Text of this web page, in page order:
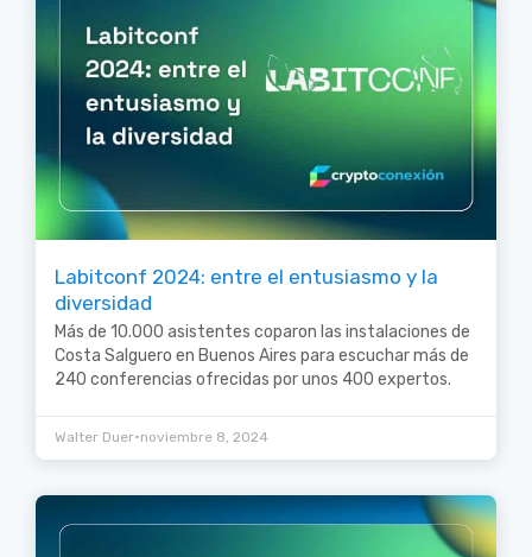
Labitconf 2024: entre el entusiasmo y la
diversidad
Más de 10.000 asistentes coparon las instalaciones de
Costa Salguero en Buenos Aires para escuchar más de
240 conferencias ofrecidas por unos 400 expertos.
Walter Duer•noviembre 8, 2024